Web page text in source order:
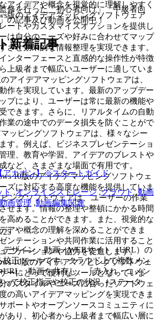
アイデアや概念を視覚的に理解しやすく
版のアイデアマッピングソフトウェア
ートやカスタマイズオプションを提供し
は自分のニーズや好みに合わせてマップ
さと効果的な情報整理を実現できます。
ンターフェースと直感的な操作性が特徴
上級者まで幅広いユーザーに適していま
アイデアマッピングソフトウェアは、
作を実現しています。最新のアップデー
プにより、ユーザーは常に最新の機能や
できます。さらに、リアルタイムの自動
業の途中でのデータ損失を防ぐことがで
ッピングソフトウェアは、様々なシー
す。例えば、ビジネスプレゼンテーショ
理、教育や学習、アイデアのブレストや
など、さまざまな場面で有用です。
10版のアイデアマッピングソフトウェ
ズに対応する高度な機能を提供していま
ングソフトウェアは、ユーザーの作業
せます。情報の整理や整頓にかかる時間
高めることができます。また、視覚的な
アや概念の理解を深めることができま
ンテーションや共同作業に活用すること
ニケーションや協力を促進します。
10版のアイデアマッピングソフトウェ
ーにとって便利なツールとなっていま
のスタイルやニーズに合ったソフトウェ
の高いアイデアマッピングを実現できま
ポートやオープンソースコミュニティに
あり、初心者から上級者まで幅広い層に
修を行った「初心者向け」「中級者向
の記事及び動画を公開中！
新着記事
アカポン】※スタートガイド
ト ,オンラインストレージ ,クラウド,動画
画管理 ,動画編集関連
25
デザイン・動画・WEBサイト（URL）の
校正ツールです。クラウド上で複数メン
URL、動画を共有し、『赤入れ・コメン
って校正指示や校正の状況（ステータ